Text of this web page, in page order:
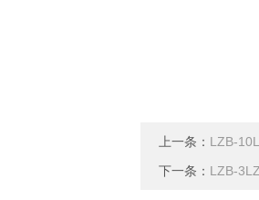
上一条： LZB-
下一条： LZB-